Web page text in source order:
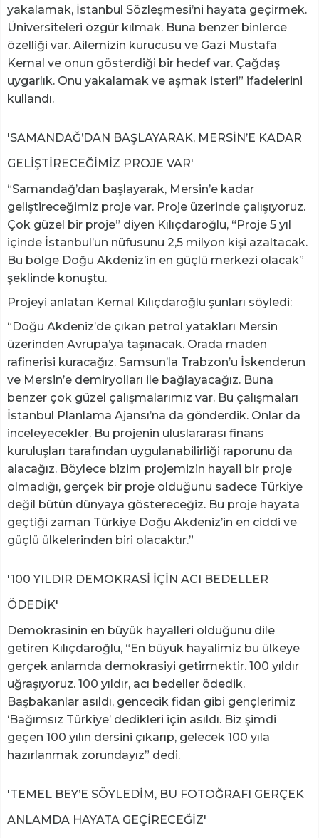
yakalamak, İstanbul Sözleşmesi’ni hayata geçirmek.
Üniversiteleri özgür kılmak. Buna benzer binlerce
özelliği var. Ailemizin kurucusu ve Gazi Mustafa
Kemal ve onun gösterdiği bir hedef var. Çağdaş
uygarlık. Onu yakalamak ve aşmak isteri” ifadelerini
kullandı.
'SAMANDAĞ’DAN BAŞLAYARAK, MERSİN’E KADAR
GELİŞTİRECEĞİMİZ PROJE VAR'
“Samandağ’dan başlayarak, Mersin’e kadar
geliştireceğimiz proje var. Proje üzerinde çalışıyoruz.
Çok güzel bir proje” diyen Kılıçdaroğlu, “Proje 5 yıl
içinde İstanbul’un nüfusunu 2,5 milyon kişi azaltacak.
Bu bölge Doğu Akdeniz’in en güçlü merkezi olacak”
şeklinde konuştu.
Projeyi anlatan Kemal Kılıçdaroğlu şunları söyledi:
“Doğu Akdeniz’de çıkan petrol yatakları Mersin
üzerinden Avrupa’ya taşınacak. Orada maden
rafinerisi kuracağız. Samsun’la Trabzon’u İskenderun
ve Mersin’e demiryolları ile bağlayacağız. Buna
benzer çok güzel çalışmalarımız var. Bu çalışmaları
İstanbul Planlama Ajansı’na da gönderdik. Onlar da
inceleyecekler. Bu projenin uluslararası finans
kuruluşları tarafından uygulanabilirliği raporunu da
alacağız. Böylece bizim projemizin hayali bir proje
olmadığı, gerçek bir proje olduğunu sadece Türkiye
değil bütün dünyaya göstereceğiz. Bu proje hayata
geçtiği zaman Türkiye Doğu Akdeniz’in en ciddi ve
güçlü ülkelerinden biri olacaktır.”
'100 YILDIR DEMOKRASİ İÇİN ACI BEDELLER
ÖDEDİK'
Demokrasinin en büyük hayalleri olduğunu dile
getiren Kılıçdaroğlu, “En büyük hayalimiz bu ülkeye
gerçek anlamda demokrasiyi getirmektir. 100 yıldır
uğraşıyoruz. 100 yıldır, acı bedeller ödedik.
Başbakanlar asıldı, gencecik fidan gibi gençlerimiz
‘Bağımsız Türkiye’ dedikleri için asıldı. Biz şimdi
geçen 100 yılın dersini çıkarıp, gelecek 100 yıla
hazırlanmak zorundayız” dedi.
'TEMEL BEY’E SÖYLEDİM, BU FOTOĞRAFI GERÇEK
ANLAMDA HAYATA GEÇİRECEĞİZ'